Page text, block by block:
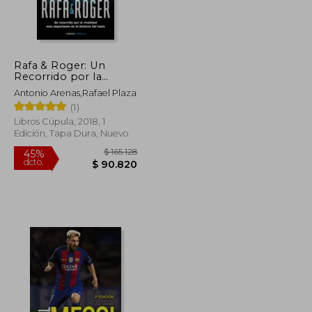
$ 125.178
$ 68.848
45%
dcto.
Rafa & Roger: Un
Recorrido por la
Rivalidad más
Importante de la
Historia del Tenis
(Hobbies)
Antonio Arenas,Rafael Plaza
(1)
Libros Cúpula, 2018, 1
Edición, Tapa Dura, Nuevo